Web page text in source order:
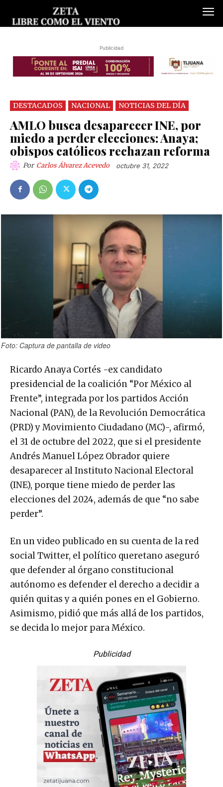
Publicidad
DESTACADOS NACIONAL NOTICIAS DEL DÍA
AMLO busca desaparecer INE, por
miedo a perder elecciones: Anaya;
obispos católicos rechazan reforma
Por Carlos Álvarez Acevedo octubre 31, 2022
Foto: Captura de pantalla de video
Ricardo Anaya Cortés -ex candidato
presidencial de la coalición “Por México al
Frente”, integrada por los partidos Acción
Nacional (PAN), de la Revolución Democrática
(PRD) y Movimiento Ciudadano (MC)-, afirmó,
el 31 de octubre del 2022, que si el presidente
Andrés Manuel López Obrador quiere
desaparecer al Instituto Nacional Electoral
(INE), porque tiene miedo de perder las
elecciones del 2024, además de que “no sabe
perder”.
En un video publicado en su cuenta de la red
social Twitter, el político queretano aseguró
que defender al órgano constitucional
autónomo es defender el derecho a decidir a
quién quitas y a quién pones en el Gobierno.
Asimismo, pidió que más allá de los partidos,
se decida lo mejor para México.
Publicidad